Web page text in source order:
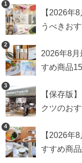
1
【2026年
うべきお
2
2026年8
すめ商品
3
【保存版
クツのお
4
【2026年
すすめ商